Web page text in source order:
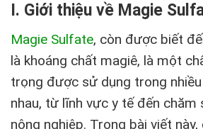
I. Giới thiệu về Magie
Magie Sulfate, còn được biết
là khoáng chất magiê, là một
trọng được sử dụng trong
nhau, từ lĩnh vực y tế đến chăm
nông nghiệp. Trong bài viết